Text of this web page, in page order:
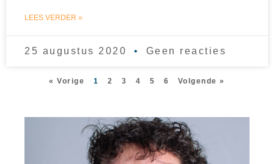
LEES VERDER »
25 augustus 2020 Geen reacties
« Vorige 1 2 3 4 5 6 Volgende »